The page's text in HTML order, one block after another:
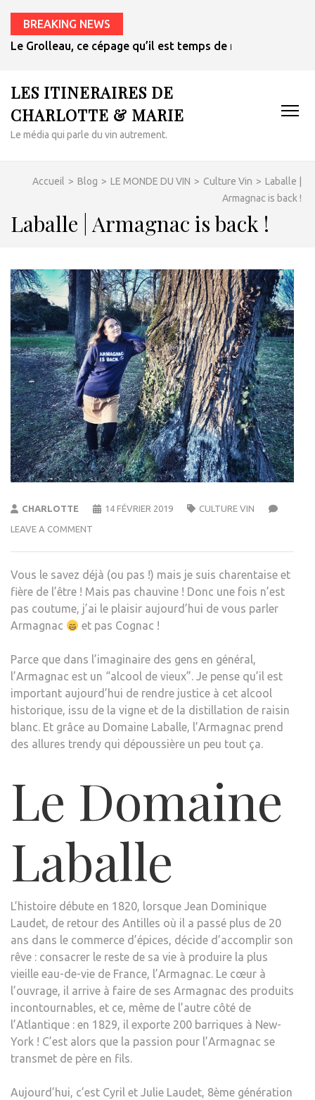
BREAKING NEWS
Et si le meilleur vin pour les plats épicés était un rosé de
LES ITINERAIRES DE
CHARLOTTE & MARIE
Le média qui parle du vin autrement.
Accueil > Blog > LE MONDE DU VIN > Culture Vin > Laballe |
Armagnac is back !
Laballe | Armagnac is back !
CHARLOTTE 14 FÉVRIER 2019 CULTURE VIN
LEAVE A COMMENT
Vous le savez déjà (ou pas !) mais je suis charentaise et
fière de l’être ! Mais pas chauvine ! Donc une fois n’est
pas coutume, j’ai le plaisir aujourd’hui de vous parler
Armagnac
et pas Cognac !
Parce que dans l’imaginaire des gens en général,
l’Armagnac est un “alcool de vieux”. Je pense qu’il est
important aujourd’hui de rendre justice à cet alcool
historique, issu de la vigne et de la distillation de raisin
blanc. Et grâce au Domaine Laballe, l’Armagnac prend
des allures trendy qui dépoussière un peu tout ça.
Le Domaine
Laballe
L’histoire débute en 1820, lorsque Jean Dominique
Laudet, de retour des Antilles où il a passé plus de 20
ans dans le commerce d’épices, décide d’accomplir son
rêve : consacrer le reste de sa vie à produire la plus
vieille eau-de-vie de France, l’Armagnac. Le cœur à
l’ouvrage, il arrive à faire de ses Armagnac des produits
incontournables, et ce, même de l’autre côté de
l’Atlantique : en 1829, il exporte 200 barriques à New-
York ! C’est alors que la passion pour l’Armagnac se
transmet de père en fils.
Aujourd’hui, c’est Cyril et Julie Laudet, 8ème génération